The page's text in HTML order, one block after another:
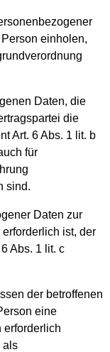
einholen,
Daten, die
die
Art. 6 Abs. 1 lit. b
für
sind.
Daten zur
ist, der
Abs. 1 lit. c
der betroffenen
eine
erforderlich
als